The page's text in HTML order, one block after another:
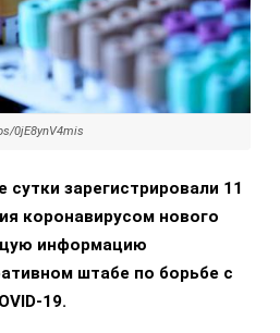
0jE8ynV4mis
зарегистрировали 11
коронавирусом нового
информацию
штабе по борьбе с
19.